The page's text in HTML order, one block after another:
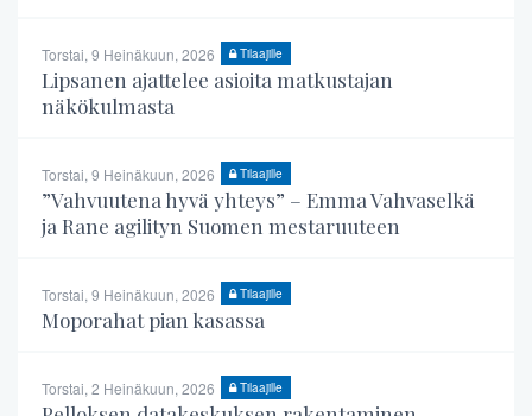
Torstai, 9 Heinäkuun, 2026 Tilaajille
Lipsanen ajattelee asioita matkustajan
näkökulmasta
Torstai, 9 Heinäkuun, 2026 Tilaajille
”Vahvuutena hyvä yhteys” – Emma Vahvaselkä
ja Rane agilityn Suomen mestaruuteen
Torstai, 9 Heinäkuun, 2026 Tilaajille
Moporahat pian kasassa
Torstai, 2 Heinäkuun, 2026 Tilaajille